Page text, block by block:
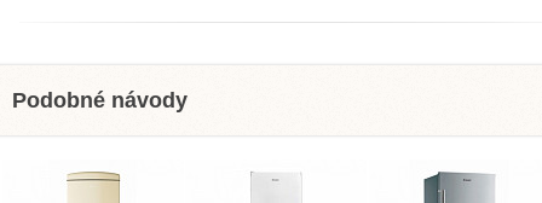
Podobné návody